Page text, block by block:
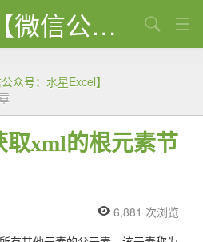
ExcelOffice【微信公众号：水星Excel】
众号：水星Excel】
取xml的根元素节
6,881 次浏览